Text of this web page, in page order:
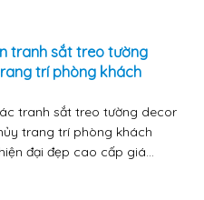
tranh sắt treo tường
trí phòng khách
tranh sắt treo tường decor
trang trí phòng khách
đại đẹp cao cấp giá...